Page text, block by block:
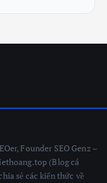
Founder SEO Genz –
(Blog cá
sẻ các kiến thức về